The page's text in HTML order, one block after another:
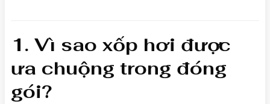
1. Vì sao xốp hơi được
ưa chuộng trong đóng
gói?